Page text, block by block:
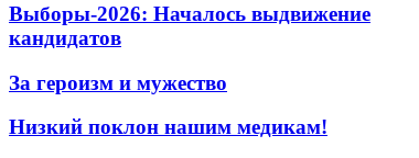
Выборы-2026: Началось выдвижение
кандидатов
За героизм и мужество
Низкий поклон нашим медикам!